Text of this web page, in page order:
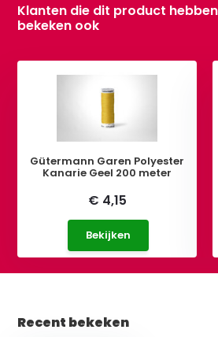
Klanten die dit product
bekeken ook
Gütermann Garen Polyester
Kanarie Geel 200 meter
€ 4,15
Bekijken
Recent bekeken